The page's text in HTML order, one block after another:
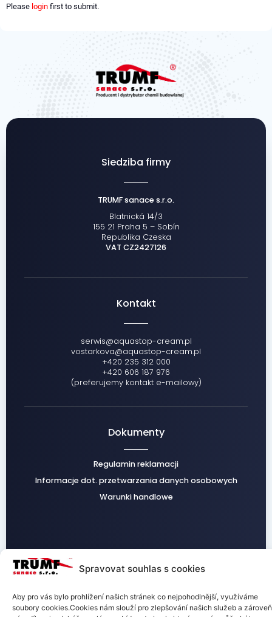
Spravovat souhlas s cookies
Aby pro vás bylo prohlížení našich stránek co nejpohodlnější, využíváme
soubory cookies.Cookies nám slouží pro zlepšování našich služeb a zároveň
Please login first to submit.
Siedziba firmy
TRUMF sanace s.r.o.
Blatnická 14/3
155 21 Praha 5 – Sobín
Republika Czeska
VAT CZ2427126
Kontakt
serwis@aquastop-cream.pl
vostarkova@aquastop-cream.pl
+420 235 312 000
+420 606 187 976
(preferujemy kontakt e-mailowy)
Dokumenty
Regulamin reklamacji
Informacje dot. przetwarzania danych osobowych
Warunki handlowe